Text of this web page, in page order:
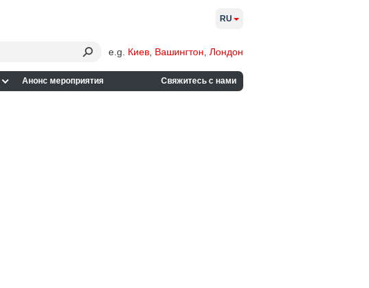
e.g. Киев Вашингтон Лондон
Анонс мероприятия Свяжитесь с нами
RU